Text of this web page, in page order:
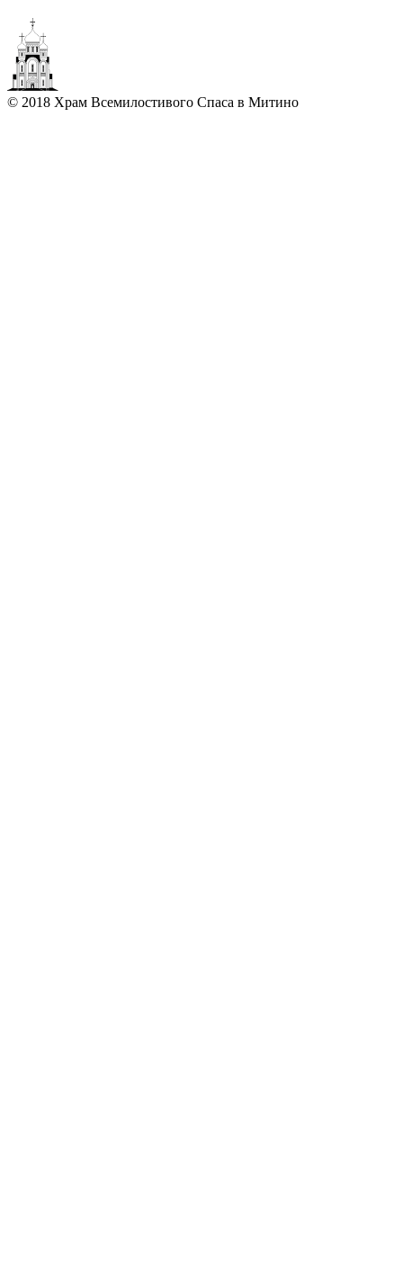
© 2018 Храм Всемилостивого Спаса в Митино